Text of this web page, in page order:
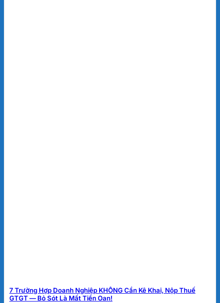
7 Trường Hợp Doanh Nghiệp KHÔNG Cần Kê Khai, Nộp Thuế
GTGT — Bỏ Sót Là Mất Tiền Oan!